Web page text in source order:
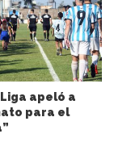
apeló a
para el